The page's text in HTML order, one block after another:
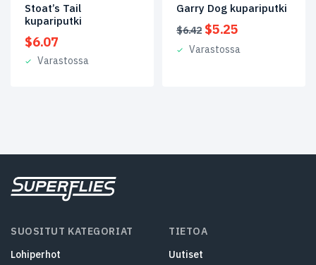
Stoat’s Tail
kupariputki
$6.07
Varastossa
Garry Dog kupariputki
$6.42 Alkuperäinen
hinta
oli:
$5.25
on:
Varastossa
SUOSITUT KATEGORIAT
Lohiperhot
TIETOA
Uutiset